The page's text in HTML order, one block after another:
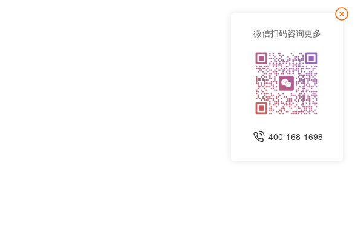
微信扫码咨询更多
400-168-1698